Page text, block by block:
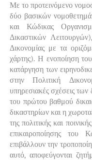
Με το προτεινόμενο
δύο βασικών
και Κώδικας
Δικαστικών
Δικονομίας με τα
χάρτης). Η ενοποίηση
κατάργηση των
στην Πολιτική
υπηρεσιακές σχέσεις
του πρώτου βαθμού
δικαστηρίων και η
της πολιτικής και
επικαιροποίησης του
επιβάλλουν την
αυτό, αποφεύγονται